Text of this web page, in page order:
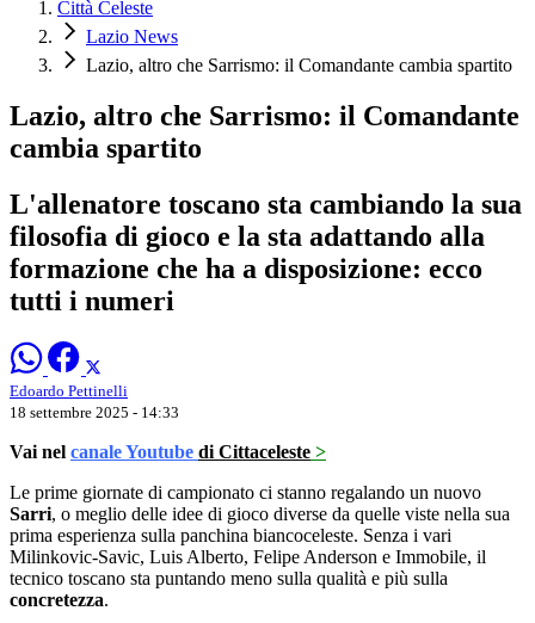
Città Celeste
Lazio News
Lazio, altro che Sarrismo: il Comandante cambia spartito
Lazio, altro che Sarrismo: il Comandante
cambia spartito
L'allenatore toscano sta cambiando la sua
filosofia di gioco e la sta adattando alla
formazione che ha a disposizione: ecco
tutti i numeri
Edoardo Pettinelli
18 settembre 2025 - 14:33
Vai nel canale Youtube di Cittaceleste >
Le prime giornate di campionato ci stanno regalando un nuovo
Sarri, o meglio delle idee di gioco diverse da quelle viste nella sua
prima esperienza sulla panchina biancoceleste. Senza i vari
Milinkovic-Savic, Luis Alberto, Felipe Anderson e Immobile, il
tecnico toscano sta puntando meno sulla qualità e più sulla
concretezza.